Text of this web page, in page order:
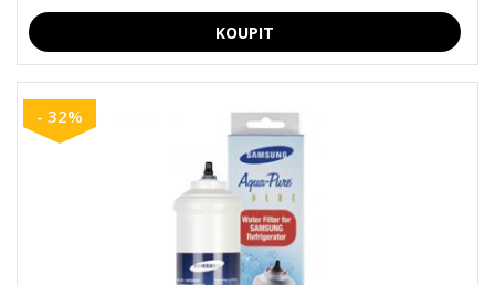
- 32%